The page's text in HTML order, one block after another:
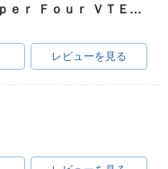
ＣＢ４００Ｓｕｐｅｒ Ｆｏｕｒ ＶＴＥＣ ＳＰＥＣ３
レビューを見る